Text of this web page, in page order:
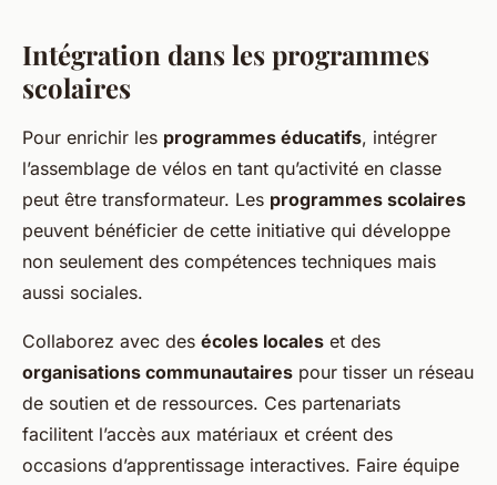
Intégration dans les programmes
scolaires
Pour enrichir les programmes éducatifs, intégrer
l’assemblage de vélos en tant qu’activité en classe
peut être transformateur. Les programmes scolaires
peuvent bénéficier de cette initiative qui développe
non seulement des compétences techniques mais
aussi sociales.
Collaborez avec des écoles locales et des
organisations communautaires pour tisser un réseau
de soutien et de ressources. Ces partenariats
facilitent l’accès aux matériaux et créent des
occasions d’apprentissage interactives. Faire équipe